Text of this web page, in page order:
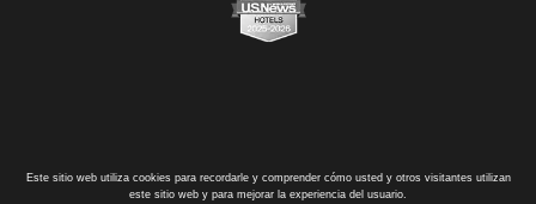
Este sitio web utiliza cookies para recordarle y comprender cómo usted y otros visitantes utilizan
este sitio web y para mejorar la experiencia del usuario.